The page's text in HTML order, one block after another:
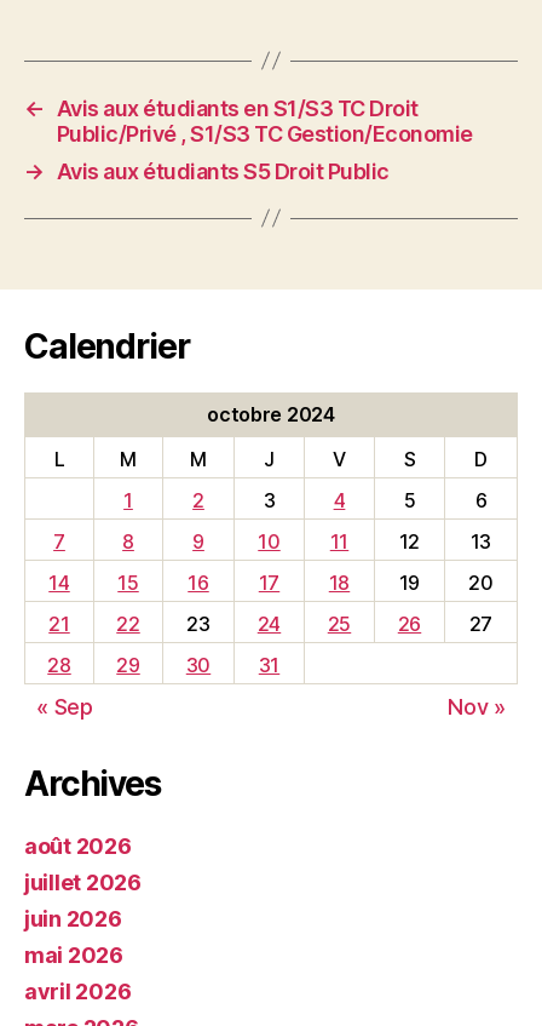
←
Avis aux étudiants en S1/S3 TC Droit
Public/Privé , S1/S3 TC Gestion/Economie
→
Avis aux étudiants S5 Droit Public
Calendrier
octobre 2024
L
M M J V S
D
1
2 3 4 5
6
7
8 9 10 11 12
13
14
15 16 17 18 19
20
21
22 23 24 25 26
27
28
29 30 31
« Sep Nov »
Archives
août 2026
juillet 2026
juin 2026
mai 2026
avril 2026